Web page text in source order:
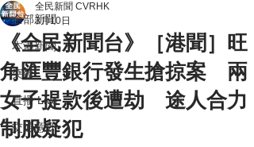
全部新聞
本港新聞
突發
直播 Live
交通意外
《全民新聞台》［港聞］旺
角匯豐銀行發生搶掠案 兩
女子提款後遭劫 途人合力
制服疑犯
全民新聞 CVRHK
3月10日